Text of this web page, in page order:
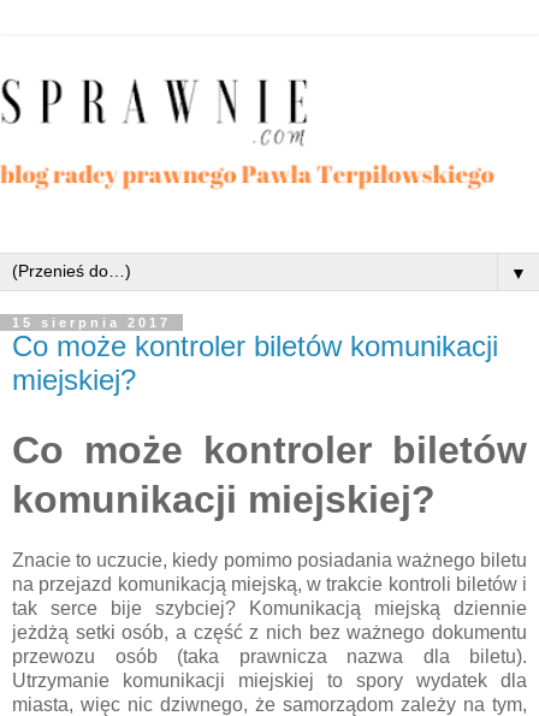
▼
15 sierpnia 2017
Co może kontroler biletów komunikacji
miejskiej?
Co może kontroler biletów
komunikacji miejskiej?
Znacie to uczucie, kiedy pomimo posiadania ważnego biletu
na przejazd komunikacją miejską, w trakcie kontroli biletów i
tak serce bije szybciej? Komunikacją miejską dziennie
jeżdżą setki osób, a część z nich bez ważnego dokumentu
przewozu osób (taka prawnicza nazwa dla biletu).
Utrzymanie komunikacji miejskiej to spory wydatek dla
miasta, więc nic dziwnego, że samorządom zależy na tym,